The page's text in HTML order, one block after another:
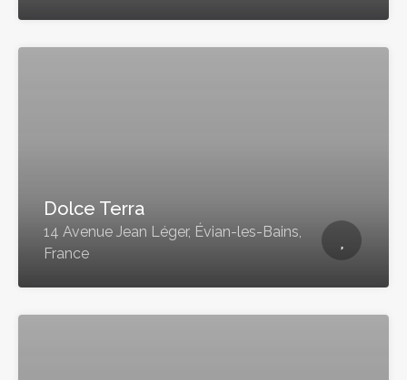
Dolce Terra
14 Avenue Jean Léger, Évian-les-Bains,
France